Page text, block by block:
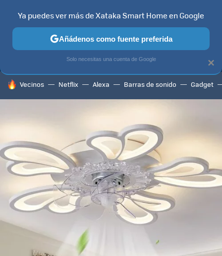
MENÚ NUEVO
CONTENIDOS SMART TV
HOY SE HABLA DE
Vecinos Netflix Alexa Barras de sonido Gadget
×
Ya puedes ver más de Xataka Smart Home en Google
Añádenos como fuente preferida
Solo necesitas una cuenta de Google